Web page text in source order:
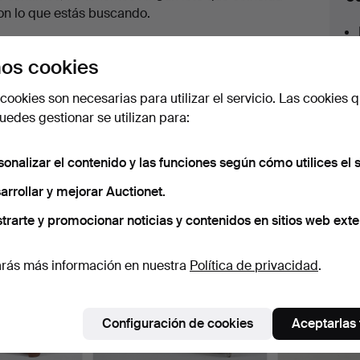
lo que estás buscando.
tan pronto como dispongamos del lote.
archivo que coinciden con tu
cookies
son necesarias para utilizar el servicio. Las cookies
gestionar se utilizan para:
el contenido y las funciones según cómo utilices el
y mejorar Auctionet.
y promocionar noticias y contenidos en sitios web
más información en nuestra Política de privacidad.
Configuración de cookies Aceptarlas